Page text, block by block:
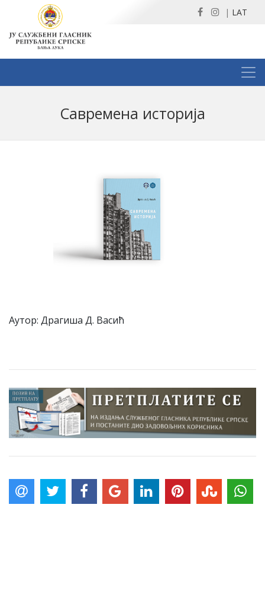
| LAT
Савремена историја
Аутор: Драгиша Д. Васић